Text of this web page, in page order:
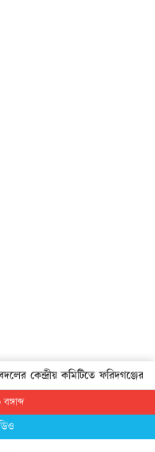
কেন্দ্রীয় কমিটিতে ফরিদগঞ্জের